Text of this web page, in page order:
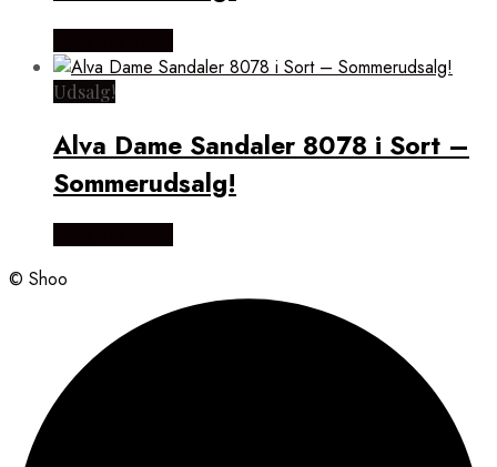
Udsalg!
Alva Dame Sandaler 8078 i Sort –
Sommerudsalg!
© Shoo